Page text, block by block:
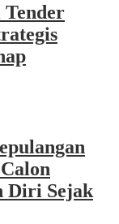
Diri Sejak